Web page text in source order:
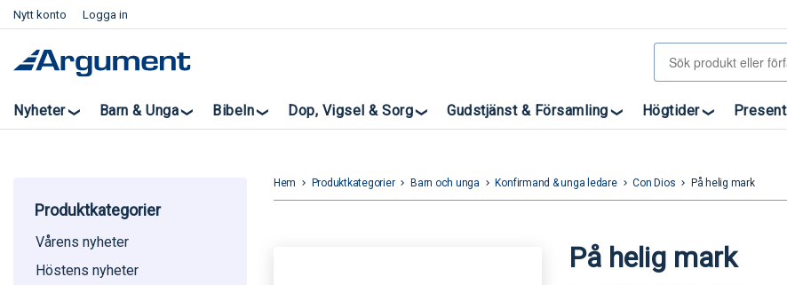
Nytt konto Logga in
Nyheter Barn & Unga Bibeln Dop, Vigsel & Sorg Gudstjänst & Församling Högtider Present
Produktkategorier
Vårens nyheter
Höstens nyheter
Hem keyboard_arrow_right Produktkategorier keyboard_arrow_right Barn och unga keyboard_arrow_right Konfirmand & unga ledare keyboard_arrow_right Con Dios keyboard_arrow_right På helig mark
På helig mark